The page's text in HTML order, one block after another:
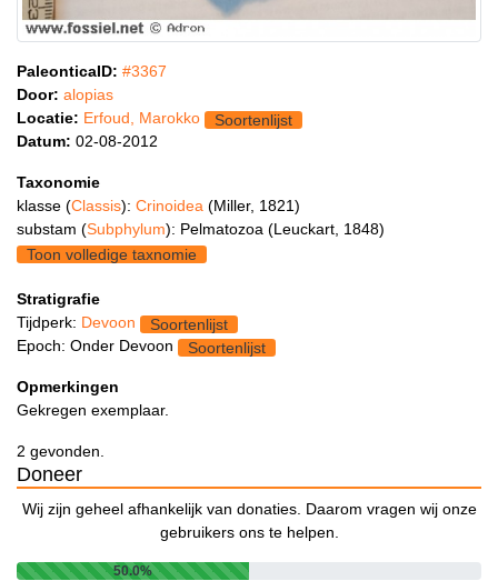
PaleonticaID: #3367
Door: alopias
Locatie: Erfoud, Marokko
Soortenlijst
Datum: 02-08-2012
Taxonomie
klasse (Classis): Crinoidea (Miller, 1821)
substam (Subphylum): Pelmatozoa (Leuckart, 1848)
Toon volledige taxnomie
Stratigrafie
Tijdperk: Devoon
Soortenlijst
Epoch: Onder Devoon
Soortenlijst
Opmerkingen
Gekregen exemplaar.
2 gevonden.
Doneer
Wij zijn geheel afhankelijk van donaties. Daarom vragen wij onze
gebruikers ons te helpen.
50.0%